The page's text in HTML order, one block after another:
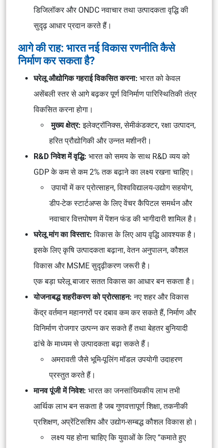
डिजिलॉकर और ONDC नवाचार तथा उत्पादकता वृद्धि की
सुदृढ़ आधार प्रदान करते हैं।
आगे की राह: भारत नई विकास रणनीति कैसे
निर्माण कर सकता है?
घरेलू औद्योगिक गहराई विकसित करना: भारत को केवल
असेंबली स्तर से आगे बढ़कर पूर्ण विनिर्माण पारिस्थितिकी तंत्र
विकसित करना होगा।
मुख्य क्षेत्र:इलेक्ट्रॉनिक्स, सेमीकंडक्टर, रक्षा उत्पादन,
हरित प्रौद्योगिकी और उन्नत मशीनरी।
R&D निवेश में वृद्धि: भारत को समय के साथ R&D व्यय को
GDP के कम से कम 2% तक बढ़ाने का लक्ष्य रखना चाहिए।
उपायों में कर प्रोत्साहन, विश्वविद्यालय-उद्योग सहयोग,
डीप-टेक स्टार्टअप्स के लिए वेंचर कैपिटल समर्थन और
नवाचार वित्तपोषण में पेंशन फंड की भागीदारी शामिल है।
घरेलू मांग का विस्तार:विकास के लिए आय वृद्धि आवश्यक है।
इसके लिए कृषि उत्पादकता बढ़ाना, वेतन अनुपालन, कौशल
विकास और MSME सुदृढ़ीकरण जरूरी है।
एक बड़ा घरेलू बाजार सतत विकास का आधार बन सकता है।
योजनाबद्ध शहरीकरण को प्रोत्साहन:नए शहर और विकास
केंद्र वर्तमान महानगरों पर दबाव कम कर सकते हैं, निर्माण और
विनिर्माण रोजगार उत्पन्न कर सकते हैं तथा बेहतर बुनियादी
ढांचे के माध्यम से उत्पादकता बढ़ा सकते हैं।
अमरावती जैसे भूमि-पूलिंग मॉडल उपयोगी उदाहरण
प्रस्तुत करते हैं।
मानव पूंजी में निवेश: भारत का जनसांख्यिकीय लाभ तभी
आर्थिक लाभ बन सकता है जब गुणवत्तापूर्ण शिक्षा, तकनीकी
प्रशिक्षण, अप्रेंटिसशिप और उद्योग-सम्बद्ध कौशल विकास हो।
लक्ष्य यह होना चाहिए कि युवाओं के लिए “कमाते हुए